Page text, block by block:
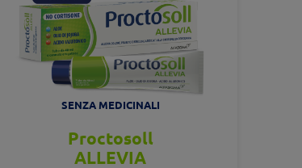
SENZA MEDICINALI
Proctosoll
ALLEVIA